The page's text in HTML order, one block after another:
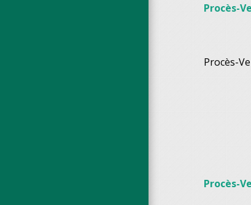
Procès-
Procès-
Procès-